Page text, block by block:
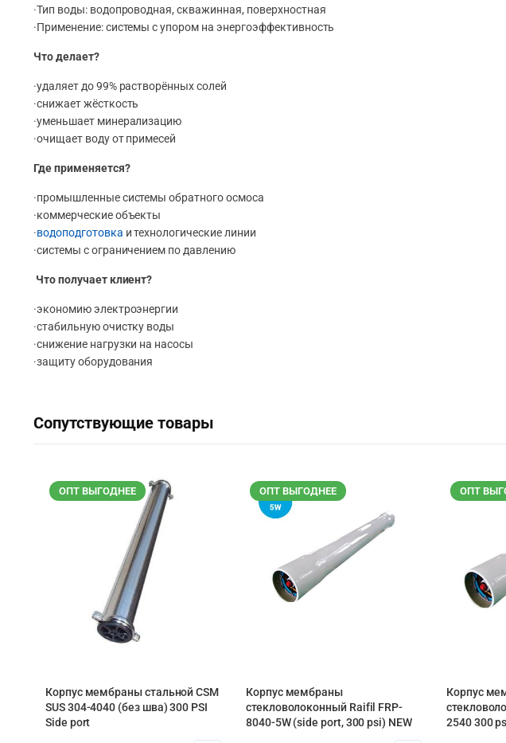
·Тип воды: водопроводная, скважинная, поверхностная
·Применение: системы с упором на энергоэффективность
Что делает?
·удаляет до 99% растворённых солей
·снижает жёсткость
·уменьшает минерализацию
·очищает воду от примесей
Где применяется?
·промышленные системы обратного осмоса
·коммерческие объекты
·водоподготовка и технологические линии
·системы с ограничением по давлению
Что получает клиент?
·экономию электроэнергии
·стабильную очистку воды
·снижение нагрузки на насосы
·защиту оборудования
Сопутствующие товары
ОПТ ВЫГОДНЕЕ
Корпус мембраны стальной CSM
SUS 304-4040 (без шва) 300 PSI
Side port
ОПТ ВЫГОДНЕЕ
Корпус мембраны
стекловолоконный Raifil FRP-
8040-5W (side port, 300 psi) NEW
ОПТ
Корпус
2540 300